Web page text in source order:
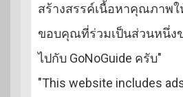
สร้างสรรค์เนื้อหาคุณภาพ
ขอบคุณที่ร่วมเป็นส่วนหนึ่ง
ไปกับ GoNoGuide ครับ"
"This website includes